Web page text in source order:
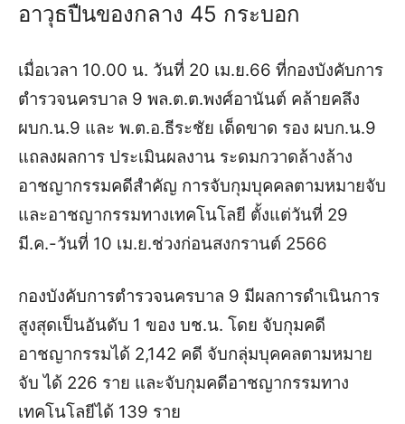
อาวุธปืนของกลาง 45 กระบอก
เมื่อเวลา 10.00 น. วันที่ 20 เม.ย.66 ที่กองบังคับการ
ตำรวจนครบาล 9 พล.ต.ต.พงศ์อานันต์ คล้ายคลึง
ผบก.น.9 และ พ.ต.อ.ธีระชัย เด็ดขาด รอง ผบก.น.9
แถลงผลการ ประเมินผลงาน ระดมกวาดล้างล้าง
อาชญากรรมคดีสำคัญ การจับกุมบุคคลตามหมายจับ
และอาชญากรรมทางเทคโนโลยี ตั้งแต่วันที่ 29
มี.ค.-วันที่ 10 เม.ย.ช่วงก่อนสงกรานต์ 2566
กองบังคับการตำรวจนครบาล 9 มีผลการดำเนินการ
สูงสุดเป็นอันดับ 1 ของ บช.น. โดย จับกุมคดี
อาชญากรรมได้ 2,142 คดี จับกลุ่มบุคคลตามหมาย
จับ ได้ 226 ราย และจับกุมคดีอาชญากรรมทาง
เทคโนโลยีได้ 139 ราย